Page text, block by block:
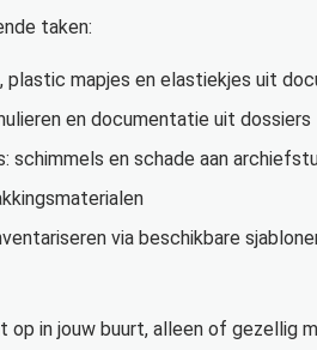
taken:
plastic mapjes en elastiekjes uit
en documentatie uit dossiers
schimmels en schade aan
via beschikbare
in jouw buurt, alleen of gezellig